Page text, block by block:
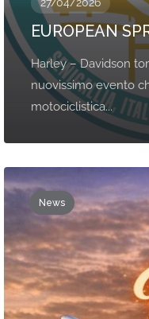
EUROPEAN
Harley – Davidson
nuovissimo evento
motociclistica...
News